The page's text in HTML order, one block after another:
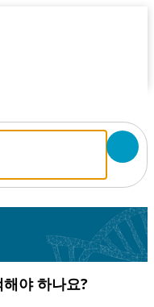
야 하나요?